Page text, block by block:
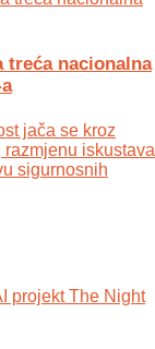
treća nacionalna
jača se kroz
iskustava
sigurnosnih